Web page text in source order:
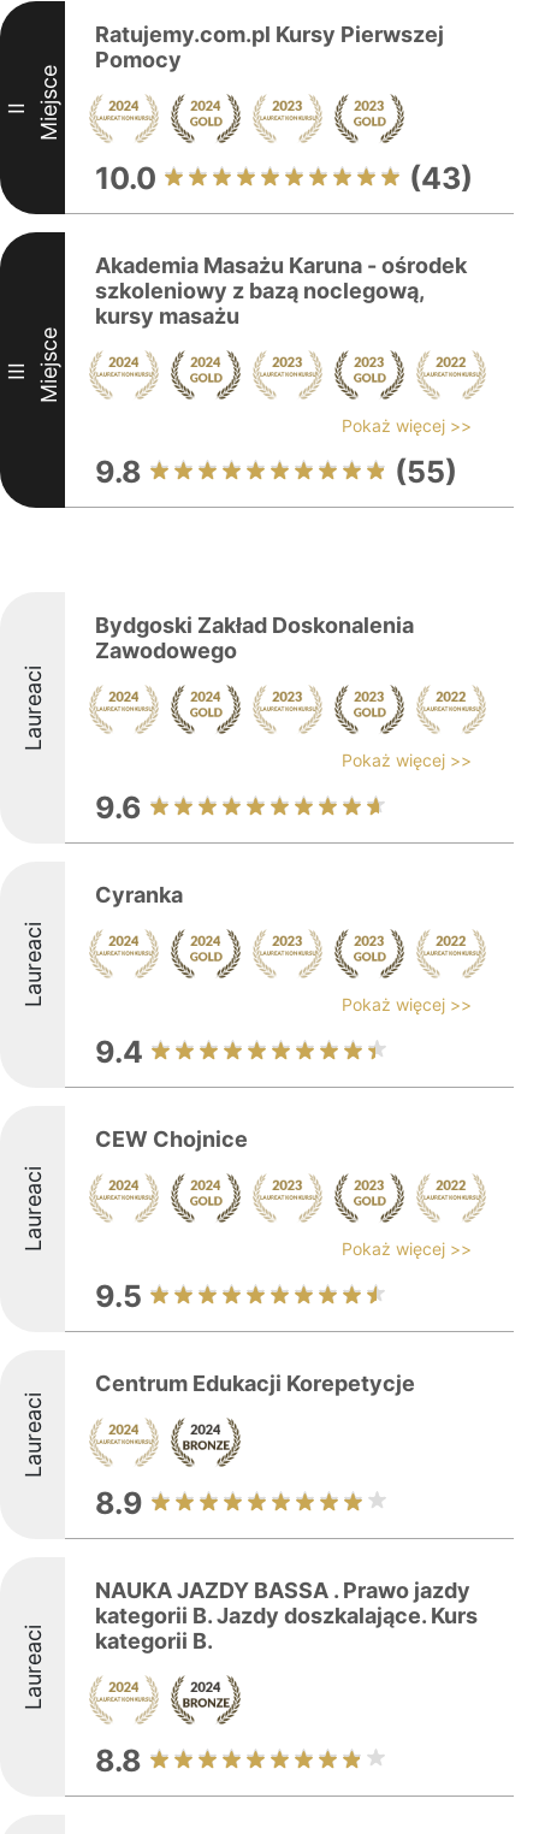
II Miejsce
Ratujemy.com.pl Kursy Pierwszej
Pomocy
10.0 (43)
III Miejsce
Akademia Masażu Karuna - ośrodek
szkoleniowy z bazą noclegową,
kursy masażu
Pokaż więcej >>
9.8 (55)
Laureaci
Bydgoski Zakład Doskonalenia
Zawodowego
Pokaż więcej >>
9.6
Laureaci
Cyranka
Pokaż więcej >>
9.4
Laureaci
CEW Chojnice
Pokaż więcej >>
9.5
Laureaci
Centrum Edukacji Korepetycje
8.9
Laureaci
NAUKA JAZDY BASSA . Prawo jazdy
kategorii B. Jazdy doszkalające. Kurs
kategorii B.
8.8